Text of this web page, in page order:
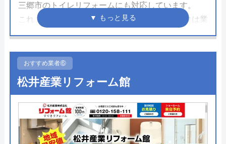
三郷市のトイレリフォームにも対応しています。
これまでのトイレ修理で培ってきた知識や経験は業
界トップクラスであり、またさまざまな地域の水道
術面を含めて非常に信頼できる業者です。
24時間365日対応しており、見積もり・キャンセル
料・出張料は無料ですので気軽に相談しやすいのも
おすすめポイントの一つです。
おすすめ業者⑥
松井産業リフォーム館